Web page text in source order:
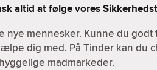
altid at følge vores
nye mennesker. Kunne du
dig med. På Tinder kan du
madmarkeder.